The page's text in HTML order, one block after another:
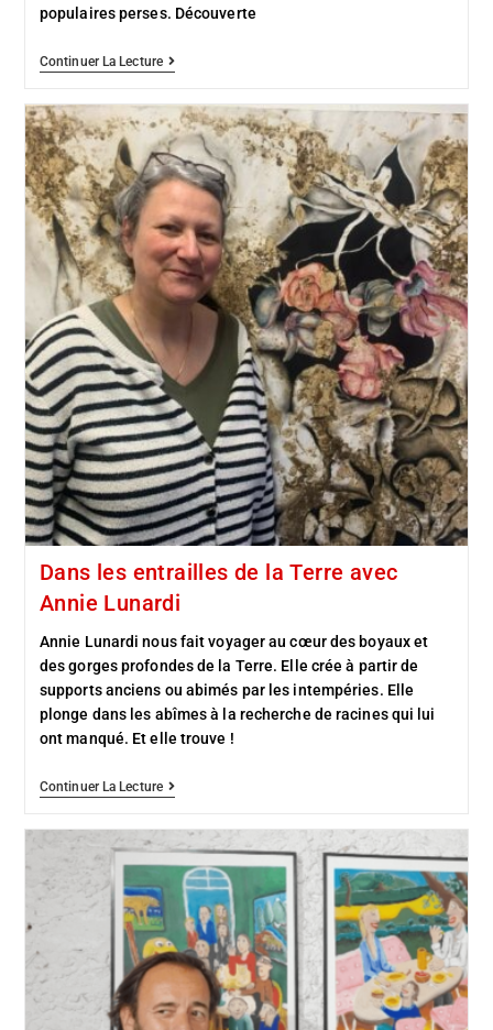
populaires perses. Découverte
Continuer La Lecture
Dans les entrailles de la Terre avec
Annie Lunardi
Annie Lunardi nous fait voyager au cœur des boyaux et
des gorges profondes de la Terre. Elle crée à partir de
supports anciens ou abimés par les intempéries. Elle
plonge dans les abîmes à la recherche de racines qui lui
ont manqué. Et elle trouve !
Continuer La Lecture